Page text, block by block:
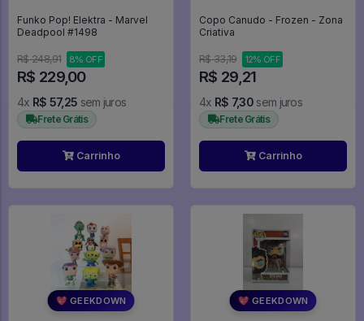
Funko Pop! Elektra - Marvel
Deadpool #1498
R$ 248,91 8% OFF
R$ 229,00
4x R$ 57,25 sem juros
Frete Grátis
Carrinho
Copo Canudo - Frozen - Zona
Criativa
R$ 33,19 12% OFF
R$ 29,21
4x R$ 7,30 sem juros
Frete Grátis
Carrinho
💖 GEEKDOWN 💖 GEEKDOWN